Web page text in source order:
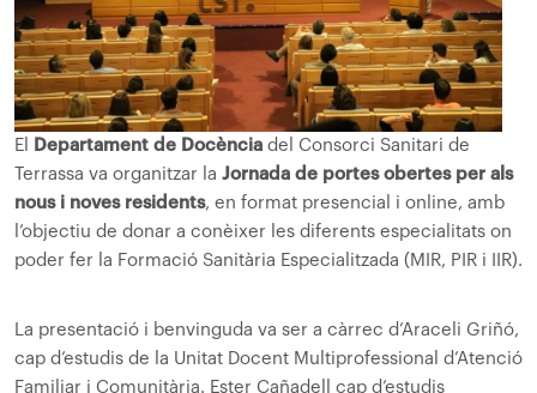
El Departament de Docència del Consorci Sanitari de
Terrassa va organitzar la Jornada de portes obertes per als
nous i noves residents, en format presencial i online, amb
l’objectiu de donar a conèixer les diferents especialitats on
poder fer la Formació Sanitària Especialitzada (MIR, PIR i IIR).
La presentació i benvinguda va ser a càrrec d’Araceli Griñó,
cap d’estudis de la Unitat Docent Multiprofessional d’Atenció
Familiar i Comunitària. Ester Cañadell cap d’estudis